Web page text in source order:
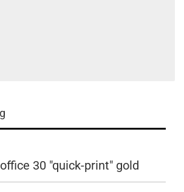
office 30 "quick-print" gold